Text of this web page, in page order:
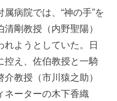
病院では、“神の手”を
剛教授（内野聖陽）
ようとしていた。日
控え、佐伯教授と一騎
教授（市川猿之助）
ネーターの木下香織